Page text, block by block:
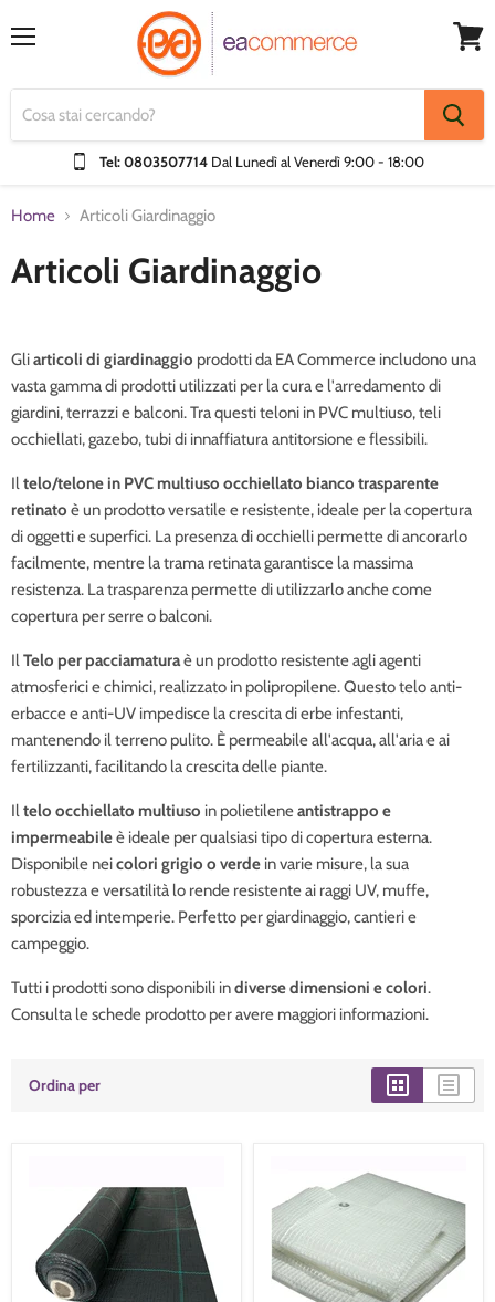
Tel: 0803507714 Dal Lunedì al Venerdì9:00 - 18:00
Home Articoli Giardinaggio
Articoli Giardinaggio
Gliarticoli di giardinaggio prodotti da EA Commerce includono una
vasta gamma di prodotti utilizzati per la cura e l'arredamento di
giardini, terrazzi e balconi. Tra questi teloni in PVC multiuso, teli
occhiellati, gazebo, tubi di innaffiatura antitorsione e flessibili.
Iltelo/telone in PVC multiuso occhiellato bianco trasparente
retinato è un prodotto versatile e resistente, ideale per la copertura
di oggetti e superfici. La presenza di occhielli permette di ancorarlo
facilmente, mentre la trama retinata garantisce la massima
resistenza. La trasparenza permette di utilizzarlo anche come
copertura per serre o balconi.
IlTelo per pacciamaturaè un prodotto resistente agli agenti
atmosferici e chimici, realizzato in polipropilene. Questo telo anti-
erbacce e anti-UV impedisce la crescita di erbe infestanti,
mantenendo il terreno pulito. È permeabile all'acqua, all'aria e ai
fertilizzanti, facilitando la crescita delle piante.
Iltelo occhiellato multiuso in polietileneantistrappo e
impermeabileè ideale per qualsiasi tipo di copertura esterna.
Disponibile neicolori grigio o verde in varie misure, la sua
robustezza e versatilità lo rende resistente ai raggi UV, muffe,
sporcizia ed intemperie. Perfetto per giardinaggio, cantieri e
campeggio.
Tutti i prodotti sono disponibili indiverse dimensioni e colori.
Consulta le schede prodotto per avere maggiori informazioni.
Ordina per